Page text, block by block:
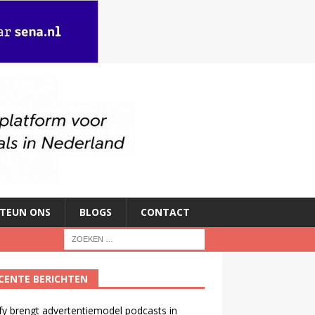
ONS BLOGS CONTACT
BERICHTEN
brengt advertentiemodel podcasts in